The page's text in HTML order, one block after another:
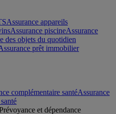
Assurance appareils
Assurance piscineAssurance
des objets du quotidien
complémentaire santéAssurance